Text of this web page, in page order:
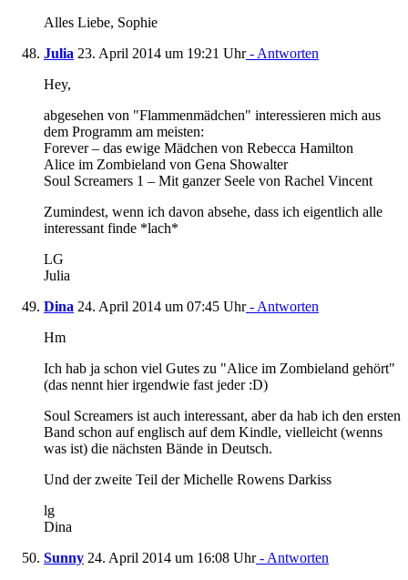
Alles Liebe, Sophie
Julia 23. April 2014 um 19:21 Uhr- Antworten
Hey,
abgesehen von "Flammenmädchen" interessieren mich aus
dem Programm am meisten:
Forever – das ewige Mädchen von Rebecca Hamilton
Alice im Zombieland von Gena Showalter
Soul Screamers 1 – Mit ganzer Seele von Rachel Vincent
Zumindest, wenn ich davon absehe, dass ich eigentlich alle
interessant finde *lach*
LG
Julia
Dina 24. April 2014 um 07:45 Uhr- Antworten
Hm
Ich hab ja schon viel Gutes zu "Alice im Zombieland gehört"
(das nennt hier irgendwie fast jeder :D)
Soul Screamers ist auch interessant, aber da hab ich den ersten
Band schon auf englisch auf dem Kindle, vielleicht (wenns
was ist) die nächsten Bände in Deutsch.
Und der zweite Teil der Michelle Rowens Darkiss
lg
Dina
Sunny 24. April 2014 um 16:08 Uhr- Antworten